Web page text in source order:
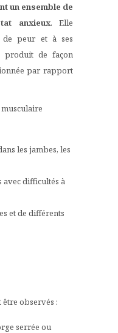
un ensemble de
anxieux. Elle
de peur et à ses
produit de façon
par rapport
les jambes, les
avec difficultés à
et de différents
observés :
serrée ou